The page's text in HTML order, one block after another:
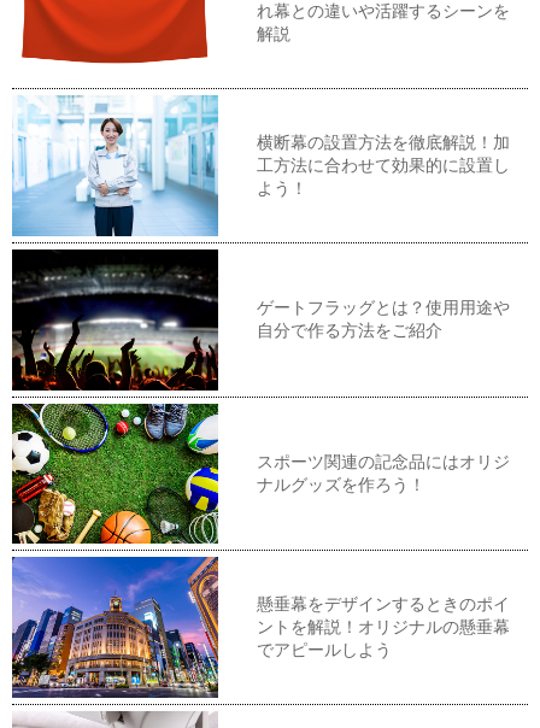
れ幕との違いや活躍するシーンを
解説
横断幕の設置方法を徹底解説！加
工方法に合わせて効果的に設置し
よう！
ゲートフラッグとは？使用用途や
自分で作る方法をご紹介
スポーツ関連の記念品にはオリジ
ナルグッズを作ろう！
懸垂幕をデザインするときのポイ
ントを解説！オリジナルの懸垂幕
でアピールしよう